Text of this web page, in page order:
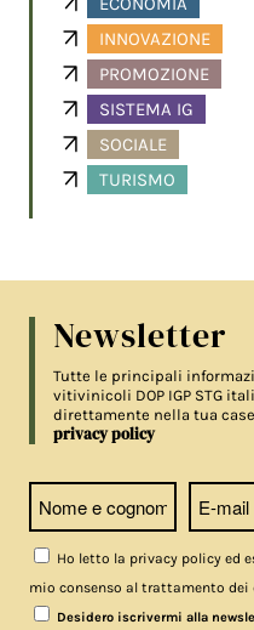
INNOVAZIONE
PROMOZIONE
SISTEMA IG
SOCIALE
TURISMO
Newsletter
Tutte le principali
vitivinicoli DOP IGP STG
direttamente nella tua
privacy policy
Ho letto la privacy policy ed
mio consenso al trattamento dei
Desidero iscrivermi alla